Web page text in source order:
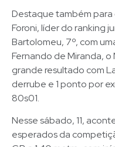
Destaque também
Foroni, líder do ranking
Bartolomeu, 7º, com
Fernando de Miranda,
grande resultado com
derrube e 1 ponto por
80s01.
Nesse sábado, 11,
esperados da